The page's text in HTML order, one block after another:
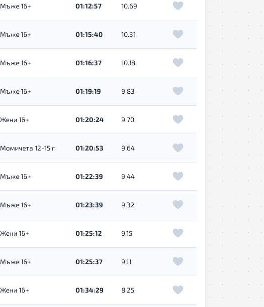
Мъже 16+ 01:12:57 10.69
Мъже 16+ 01:15:40 10.31
Мъже 16+ 01:16:37 10.18
Мъже 16+ 01:19:19 9.83
Жени 16+ 01:20:24 9.70
Момичета 12-15 г. 01:20:53 9.64
Мъже 16+ 01:22:39 9.44
Мъже 16+ 01:23:39 9.32
Жени 16+ 01:25:12 9.15
Мъже 16+ 01:25:37 9.11
Жени 16+ 01:34:29 8.25